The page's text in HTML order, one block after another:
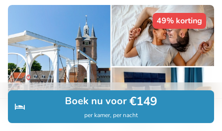
Zoeken Boekingen
Boek nu voor€149
per kamer, per nacht
49% korting